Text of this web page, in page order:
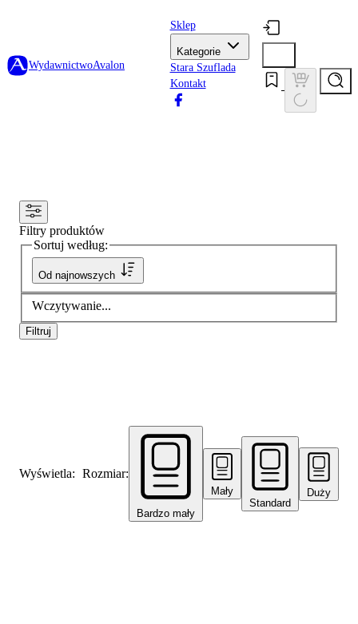
WydawnictwoAvalon
Sklep
Kategorie
Stara Szuflada
Kontakt
Filtry produktów
Sortuj według:
Od najnowszych
Wczytywanie...
Filtruj
Wyświetla: Rozmiar:
Bardzo mały
Mały
Standard
Duży